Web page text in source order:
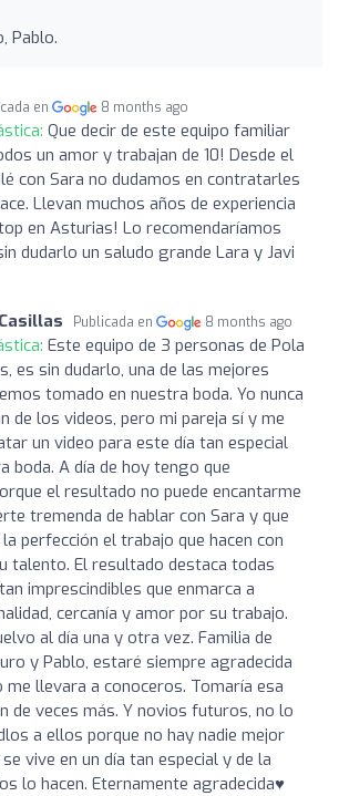
Pablo.
en 8 months ago
Que decir de este equipo familiar
un amor y trabajan de 10! Desde el
con Sara no dudamos en contratarles
Llevan muchos años de experiencia
en Asturias! Lo recomendaríamos
dudarlo un saludo grande Lara y Javi
Publicada en 8 months ago
Este equipo de 3 personas de Pola
es sin dudarlo, una de las mejores
tomado en nuestra boda. Yo nunca
de los videos, pero mi pareja sí y me
un video para este día tan especial
boda. A día de hoy tengo que
el resultado no puede encantarme
tremenda de hablar con Sara y que
perfección el trabajo que hacen con
talento. El resultado destaca todas
imprescindibles que enmarca a
cercanía y amor por su trabajo.
al día una y otra vez. Familia de
y Pablo, estaré siempre agradecida
me llevara a conoceros. Tomaría esa
de veces más. Y novios futuros, no lo
a ellos porque no hay nadie mejor
vive en un día tan especial y de la
lo hacen. Eternamente agradecida♥️